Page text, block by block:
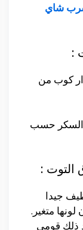
شاي
:
كوب من
السكر حسب
:
جيدا
متغير.
ذلك قومي